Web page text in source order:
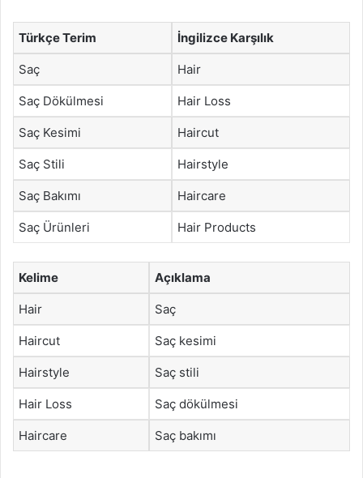
Türkçe Terim İngilizce Karşılık
Saç Hair
Saç Dökülmesi Hair Loss
Saç Kesimi Haircut
Saç Stili Hairstyle
Saç Bakımı Haircare
Saç Ürünleri Hair Products
Kelime Açıklama
Hair Saç
Haircut Saç kesimi
Hairstyle Saç stili
Hair Loss Saç dökülmesi
Haircare Saç bakımı